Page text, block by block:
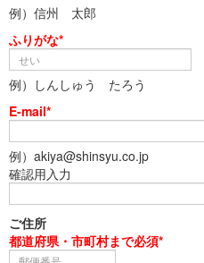
例）信州 太郎
ふりがな*
例）しんしゅう たろう
E-mail*
例）akiya@shinsyu.co.jp
確認用入力
ご住所
都道府県・市町村まで必須*